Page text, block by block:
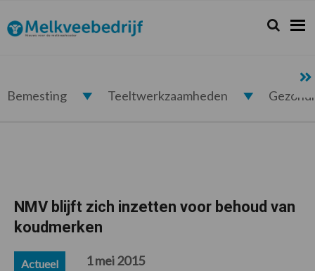
de
hoofdnavigatie
de
hoofd
de
eerste
de
voettekst
Melkveebedrijf.nl Zoeken...
Zoek
Bemesting Teeltwerkzaamheden
NMV blijft zich inzetten voor behoud van
koudmerken
Actueel 1 mei 2015